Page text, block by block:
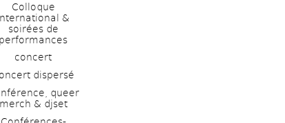
Colloque
&
soirées de
performances
concert
dispersé
queer
merch & djset